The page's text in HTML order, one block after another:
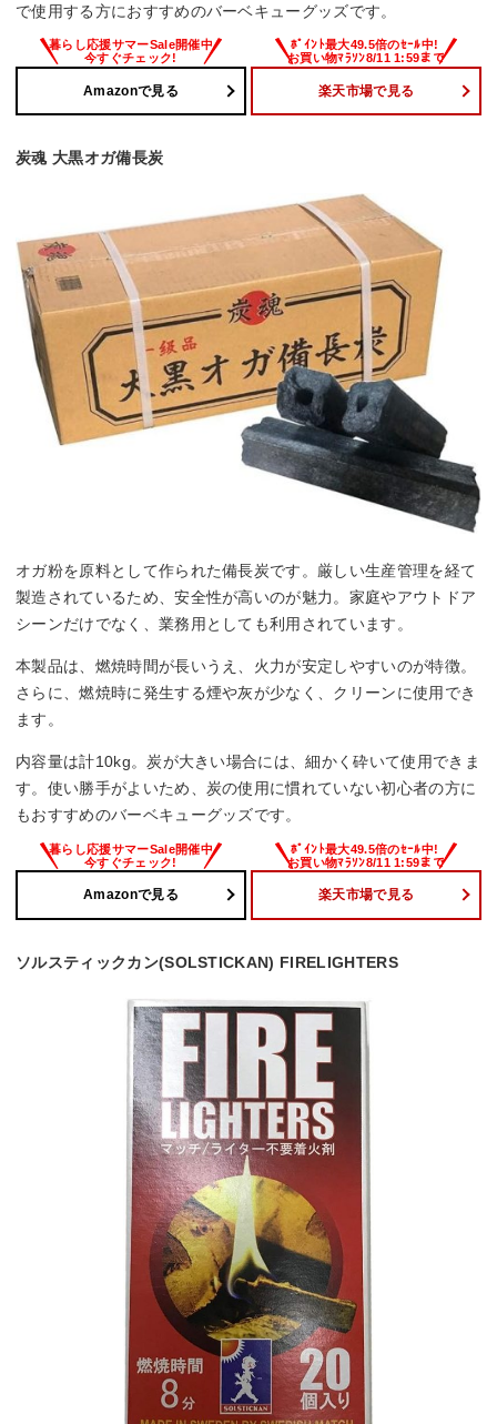
で使用する方におすすめのバーベキューグッズです。
Amazonで見る 楽天市場で見る
炭魂 大黒オガ備長炭
オガ粉を原料として作られた備長炭です。厳しい生産管理を経て
製造されているため、安全性が高いのが魅力。家庭やアウトドア
シーンだけでなく、業務用としても利用されています。
本製品は、燃焼時間が長いうえ、火力が安定しやすいのが特徴。
さらに、燃焼時に発生する煙や灰が少なく、クリーンに使用でき
ます。
内容量は計10kg。炭が大きい場合には、細かく砕いて使用できま
す。使い勝手がよいため、炭の使用に慣れていない初心者の方に
もおすすめのバーベキューグッズです。
Amazonで見る 楽天市場で見る
ソルスティックカン(SOLSTICKAN) FIRELIGHTERS